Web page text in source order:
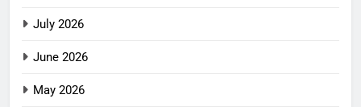
July 2026
June 2026
May 2026